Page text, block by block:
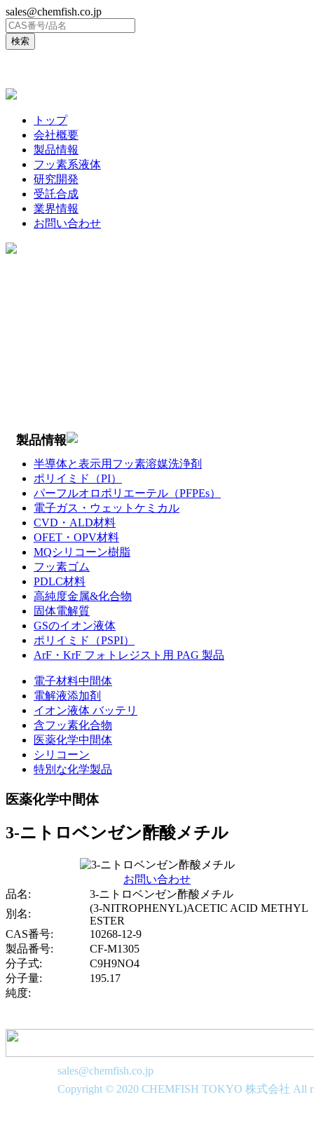
sales@chemfish.co.jp
トップ
会社概要
製品情報
フッ素系液体
研究開発
受託合成
業界情報
お問い合わせ
製品情報
半導体と表示用フッ素溶媒洗浄剤
ポリイミド（PI）
パーフルオロポリエーテル（PFPEs）
電子ガス・ウェットケミカル
CVD・ALD材料
OFET・OPV材料
MQシリコーン樹脂
フッ素ゴム
PDLC材料
高純度金属&化合物
固体電解質
GSのイオン液体
ポリイミド（PSPI）
ArF・KrF フォトレジスト用 PAG 製品
電子材料中間体
電解液添加剤
イオン液体 バッテリ
含フッ素化合物
医薬化学中間体
シリコーン
特別な化学製品
医薬化学中間体
3-ニトロベンゼン酢酸メチル
お問い合わせ
品名:
3-ニトロベンゼン酢酸メチル
別名:
(3-NITROPHENYL)ACETIC ACID METHYL
ESTER
CAS番号:
10268-12-9
製品番号:
CF-M1305
分子式:
C9H9NO4
分子量:
195.17
純度:
sales@chemfish.co.jp
Copyright © 2020 CHEMFISH TOKYO 株式会社 All